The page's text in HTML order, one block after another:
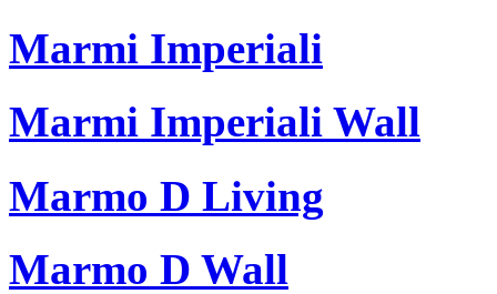
Marmi Imperiali
Marmi Imperiali Wall
Marmo D Living
Marmo D Wall